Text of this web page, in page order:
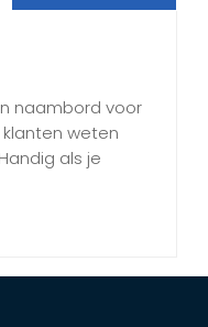
naambord voor
weten
als je